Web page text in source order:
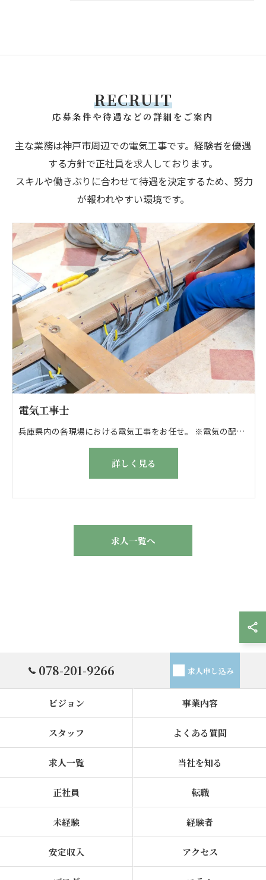
応募条件や待遇などの詳細をご案内
RECRUIT
主な業務は神戸市周辺での電気工事です。経験者を優遇
する方針で正社員を求人しております。
スキルや働きぶりに合わせて待遇を決定するため、努力
が報われやすい環境です。
電気工事士
兵庫県内の各現場における電気工事をお任せ。 ※電気の配線・器具の取付に対応します。 \おもな工事について/ ・新築戸建てやマンションの電気工事 ・マンションや戸建てのリフォーム工事 ・店舗などのリフォーム工事 ・新築工事など ※現場は大手建設会社の新築集合住宅がメイン ▽現場がない日は… ・事務作業 ・現場の仕込み作業 ・段取りの確認 などを実施します。 ●はじめは先輩が丁寧にサポート！ 簡単な配線作業から挑戦してもらいます。
詳しく見る
求人一覧へ
078-201-9266 求人申し込み
ビジョン 事業内容
スタッフ よくある質問
求人一覧 当社を知る
正社員 転職
未経験 経験者
安定収入 アクセス